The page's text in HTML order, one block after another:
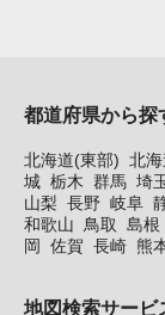
都道府県から探
北海道(東部) 北
城 栃木 群馬 埼
山梨 長野 岐阜
和歌山
鳥取 島根
岡 佐賀 長崎 熊
地図検索サービ